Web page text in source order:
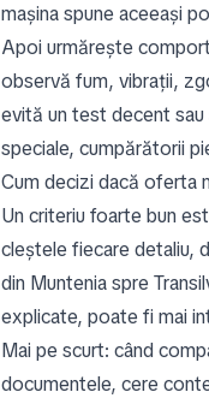
mașina spune aceeași
Apoi urmărește
observă fum, vibrații,
evită un test decent sau
speciale, cumpărătorii
Cum decizi dacă oferta
Un criteriu foarte bun
cleștele fiecare detaliu,
din Muntenia spre
explicate, poate fi mai
Mai pe scurt: când
documentele, cere